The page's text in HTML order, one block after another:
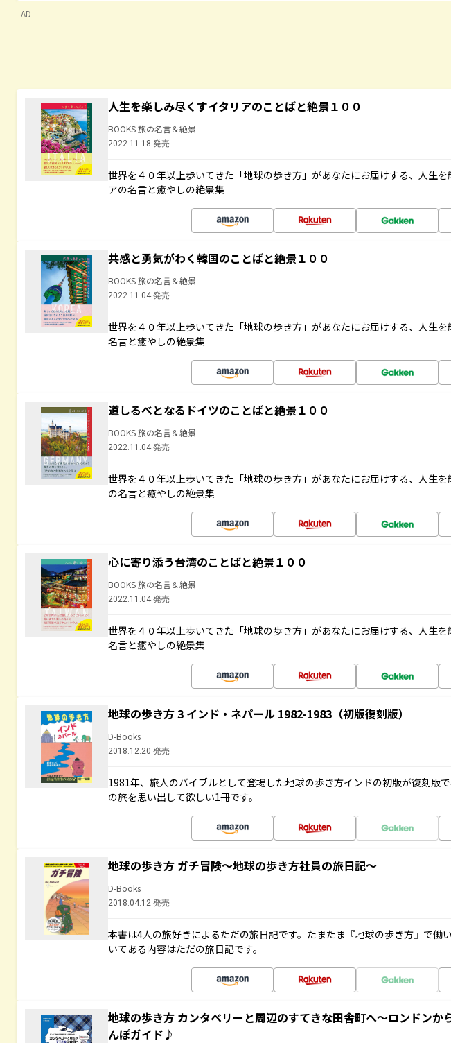
AD
人生を楽しみ尽くすイタリアのことばと絶景１００
BOOKS 旅の名言＆絶景
2022.11.18 発売
世界を４０年以上歩いてきた「地球の歩き方」があなたにお届けする、人生を
アの名言と癒やしの絶景集
共感と勇気がわく韓国のことばと絶景１００
BOOKS 旅の名言＆絶景
2022.11.04 発売
世界を４０年以上歩いてきた「地球の歩き方」があなたにお届けする、人生を
名言と癒やしの絶景集
道しるべとなるドイツのことばと絶景１００
BOOKS 旅の名言＆絶景
2022.11.04 発売
世界を４０年以上歩いてきた「地球の歩き方」があなたにお届けする、人生を
の名言と癒やしの絶景集
心に寄り添う台湾のことばと絶景１００
BOOKS 旅の名言＆絶景
2022.11.04 発売
世界を４０年以上歩いてきた「地球の歩き方」があなたにお届けする、人生を
名言と癒やしの絶景集
地球の歩き方 3 インド・ネパール 1982-1983（初版復刻版）
D-Books
2018.12.20 発売
1981年、旅人のバイブルとして登場した地球の歩き方インドの初版が復刻版
の旅を思い出して欲しい1冊です。
地球の歩き方 ガチ冒険～地球の歩き方社員の旅日記～
D-Books
2018.04.12 発売
本書は4人の旅好きによるただの旅日記です。たまたま『地球の歩き方』で働
いてある内容はただの旅日記です。
地球の歩き方 カンタベリーと周辺のすてきな田舎町へ～ロンドンか
んぽガイド♪